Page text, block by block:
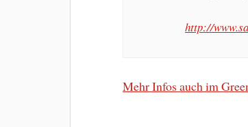
http://
Mehr Infos auch im